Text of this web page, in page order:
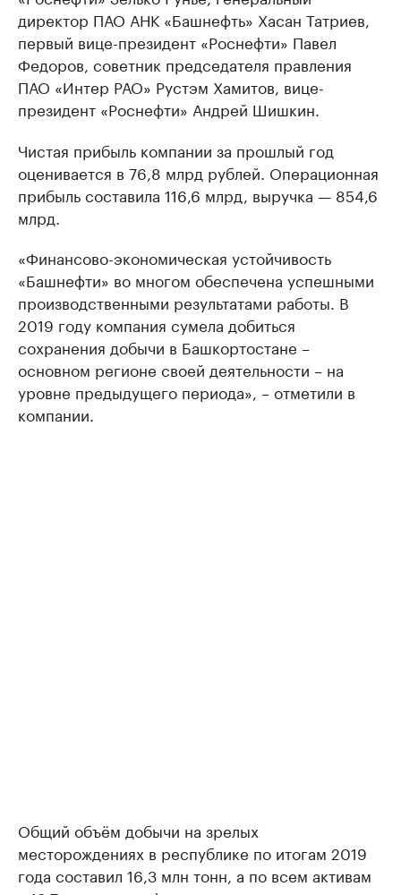
директор ПАО АНК «Башнефть» Хасан Татриев,
первый вице-президент «Роснефти» Павел
Федоров, советник председателя правления
ПАО «Интер РАО» Рустэм Хамитов, вице-
президент «Роснефти» Андрей Шишкин.
Чистая прибыль компании за прошлый год
оценивается в 76,8 млрд рублей. Операционная
прибыль составила 116,6 млрд, выручка — 854,6
млрд.
«Финансово-экономическая устойчивость
«Башнефти» во многом обеспечена успешными
производственными результатами работы. В
2019 году компания сумела добиться
сохранения добычи в Башкортостане –
основном регионе своей деятельности – на
уровне предыдущего периода», – отметили в
компании.
Общий объём добычи на зрелых
месторождениях в республике по итогам 2019
года составил 16,3 млн тонн, а по всем активам